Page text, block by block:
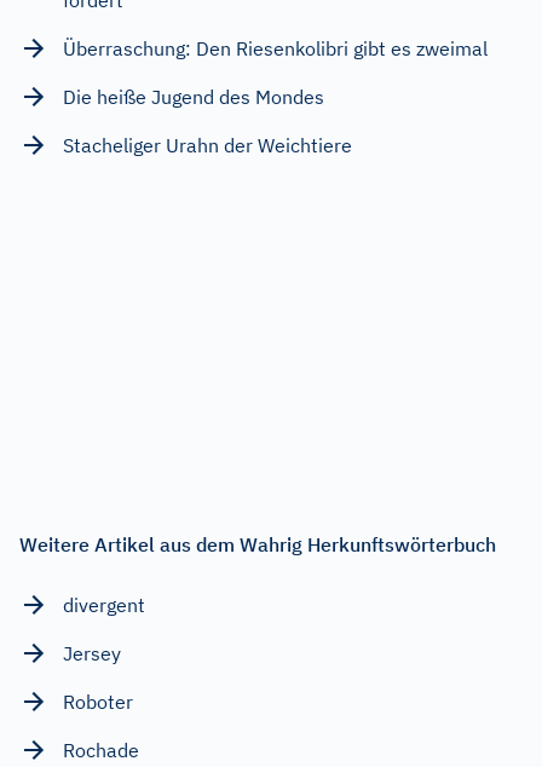
Überraschung: Den Riesenkolibri gibt es zweimal
Die heiße Jugend des Mondes
Stacheliger Urahn der Weichtiere
Weitere Artikel aus dem Wahrig Herkunftswörterbuch
divergent
Jersey
Roboter
Rochade